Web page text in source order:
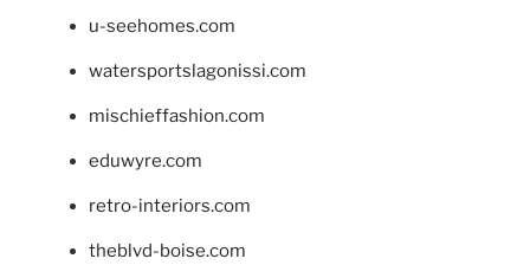
u-seehomes.com
watersportslagonissi.com
mischieffashion.com
eduwyre.com
retro-interiors.com
theblvd-boise.com